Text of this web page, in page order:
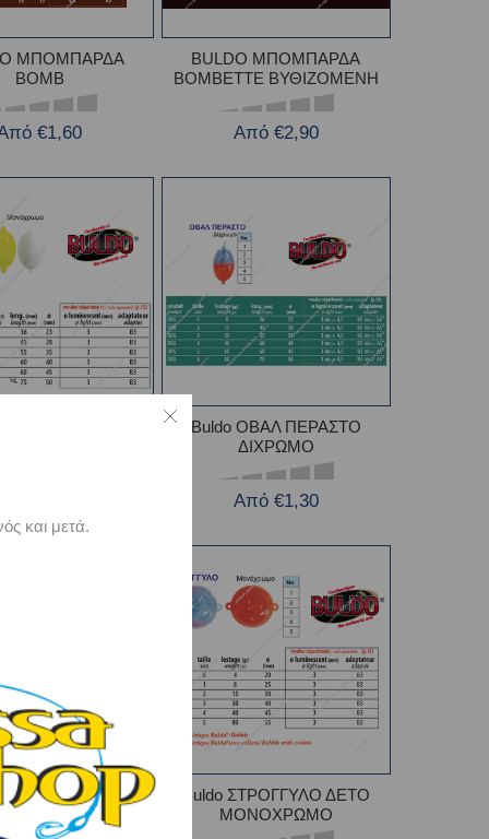
ΜΠΟΜΠΑΡΔΑ
BOMB
€1,60
BULDO ΜΠΟΜΠΑΡΔΑ
BOMBETTE ΒΥΘΙΖΟΜΕΝΗ
Από €2,90
Buldo ΟΒΑΛ ΠΕΡΑΣΤΟ
ΔΙΧΡΩΜΟ
Από €1,30
ΔΕΤΟ
ΜΑΛΑΚΟ
Buldo ΣΤΡΟΓΓΥΛΟ ΔΕΤΟ
ΜΟΝΟΧΡΩΜΟ
και μετά.